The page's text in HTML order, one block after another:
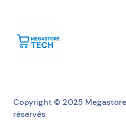
Copyright © 2025
réservés